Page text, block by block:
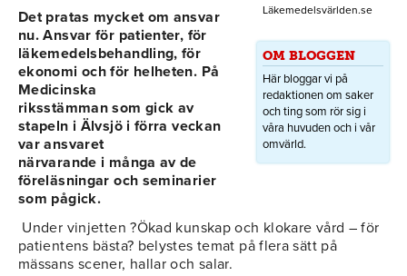
Läkemedelsvärlden.se
OM BLOGGEN
Här bloggar vi på
redaktionen om saker
och ting som rör sig i
våra huvuden och i vår
omvärld.
Det pratas mycket om ansvar
nu. Ansvar för patienter, för
läkemedelsbehandling, för
ekonomi och för helheten. På
Medicinska
riksstämman som gick av
stapeln i Älvsjö i förra veckan
var ansvaret
närvarande i många av de
föreläsningar och seminarier
som pågick.
Under vinjetten ?Ökad kunskap och klokare vård – för
patientens bästa? belystes temat på flera sätt på
mässans scener, hallar och salar.